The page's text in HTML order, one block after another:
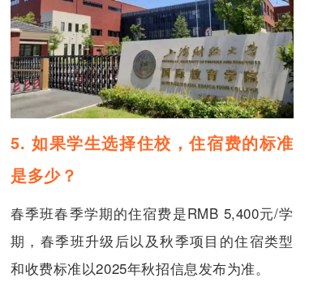
5. 如果学生选择住校，住宿费的标准
是多少？
春季班春季学期的住宿费是RMB 5,400元/学
期，春季班升级后以及秋季项目的住宿类型
和收费标准以2025年秋招信息发布为准。